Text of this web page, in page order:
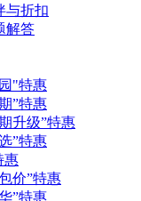
与折扣
解答
"特惠
”特惠
升级”特惠
”特惠
惠
价”特惠
”特惠